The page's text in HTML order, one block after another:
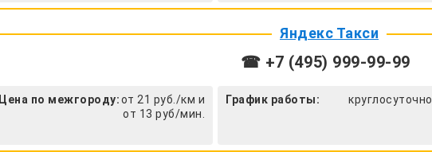
Яндекс Такси
☎ +7 (495) 999-99-99
Цена по межгороду:от 21 руб./км и
от 13 руб/мин.
График работы: круглосуточно